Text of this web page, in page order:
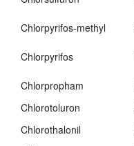
Chlorpyrifos-methyl
Chlorpyrifos
Chlorpropham
Chlorotoluron
Chlorothalonil